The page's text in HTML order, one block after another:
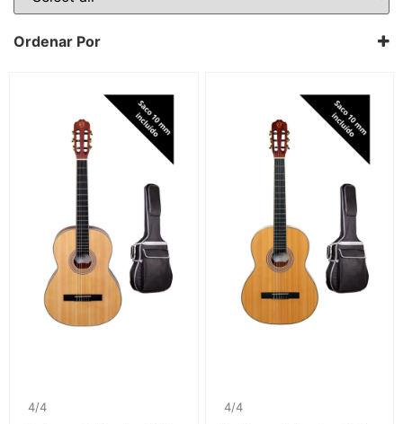
4/4
Ordenar Por
Preço: Ascendente
Preço: Descendente
Nome: A a Z
Nome: Z a A
4/4 4/4